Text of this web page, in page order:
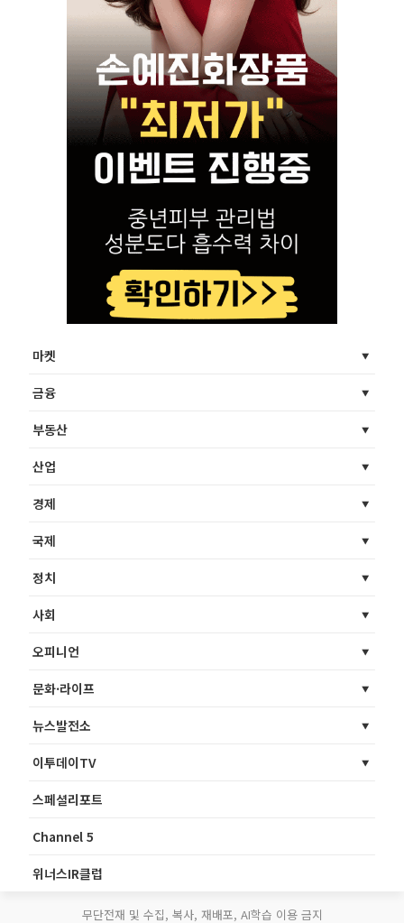
마켓
금융
부동산
산업
경제
국제
정치
사회
오피니언
문화·라이프
뉴스발전소
이투데이TV
스페셜리포트
Channel 5
위너스IR클럽
무단전재 및 수집, 복사, 재배포, AI학습 이용 금지